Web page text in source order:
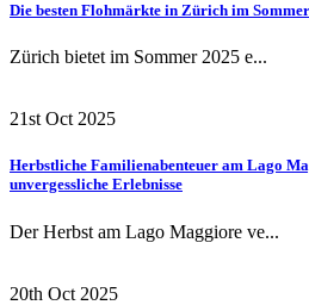
Die besten Flohmärkte in Zürich im
Zürich bietet im Sommer 2025 e...
21st Oct 2025
Herbstliche Familienabenteuer am Lago
unvergessliche Erlebnisse
Der Herbst am Lago Maggiore ve...
20th Oct 2025